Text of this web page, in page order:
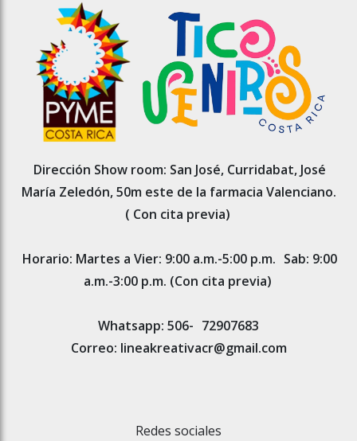
Dirección Show room: San José, Curridabat, José
María Zeledón, 50m este de la farmacia Valenciano.
( Con cita previa)
Horario: Martes a Vier: 9:00 a.m.-5:00 p.m. Sab: 9:00
a.m.-3:00 p.m. (Con cita previa)
Whatsapp: 506- 72907683
Correo: lineakreativacr@gmail.com
Redes sociales